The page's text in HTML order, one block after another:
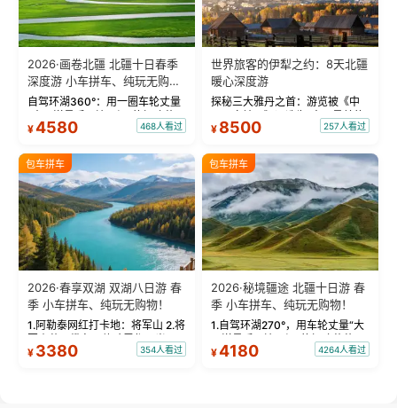
2026·画卷北疆 北疆十日春季
深度游 小车拼车、纯玩无购
物！
自驾环湖360°：用一圈车轮丈量
“大西洋最后一滴眼泪”的极致蔚
蓝。 赛湖旅拍：甄选多款风格服
绝美瞬间。 赛湖坦克300跟车视
频：专业摄影师...
¥4580 468人看过
世界旅客的伊犁之约：8天北疆
暖心深度游
探秘三大雅丹之首：游览被《中
国国家地理》评选为“中国最美的
三大雅丹”第一名的克拉玛依魔鬼
瓦人最大村落——禾木村，欣赏
晨雾与小木...
¥ 8500 257人看过
包车拼车
2026·春享双湖 双湖八日游 春
季 小车拼车、纯玩无购物！
1.阿勒泰网红打卡地：将军山 2.将
军山落日缆车，体验雪都风光 3.
将军山，夕阳派对，蹦迪party 4.
¥ 3380 354人看过
包车拼车
2026·秘境疆途 北疆十日游 春
季 小车拼车、纯玩无购物！
1.自驾环湖270°，用车轮丈量“大
西洋最后一滴眼泪”的极致蔚蓝，
让雪山、花海与深邃湖水在转弯
¥4180 4264人看过